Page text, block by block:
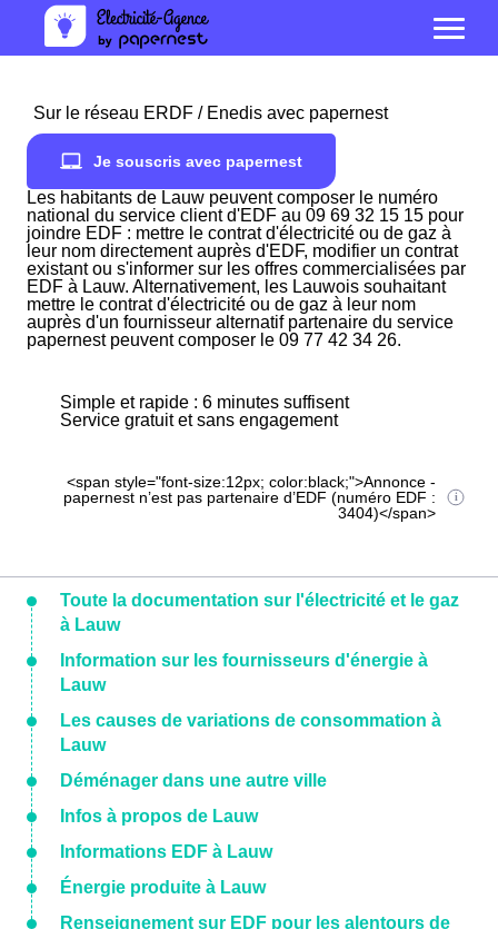
Sur le réseau ERDF / Enedis avec papernest
Je souscris avec papernest
Les habitants de Lauw peuvent composer le numéro
national du service client d'EDF au 09 69 32 15 15 pour
joindre EDF : mettre le contrat d'électricité ou de gaz à
leur nom directement auprès d'EDF, modifier un contrat
existant ou s'informer sur les offres commercialisées par
EDF à Lauw. Alternativement, les Lauwois souhaitant
mettre le contrat d'électricité ou de gaz à leur nom
auprès d'un fournisseur alternatif partenaire du service
papernest peuvent composer le 09 77 42 34 26.
Simple et rapide : 6 minutes suffisent
Service gratuit et sans engagement
<span style="font-size:12px; color:black;">Annonce -
papernest n’est pas partenaire d’EDF (numéro EDF :
3404)</span>
Toute la documentation sur l'électricité et le gaz
à Lauw
Information sur les fournisseurs d'énergie à
Lauw
Les causes de variations de consommation à
Lauw
Déménager dans une autre ville
Infos à propos de Lauw
Informations EDF à Lauw
Énergie produite à Lauw
Renseignement sur EDF pour les alentours de